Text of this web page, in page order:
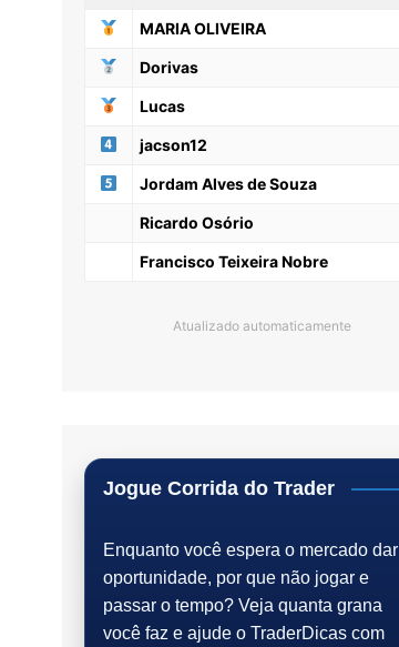
MARIA OLIVEIRA
Dorivas
Lucas
jacson12
Jordam Alves de Souza
Ricardo Osório
Francisco Teixeira Nobre
Atualizado automaticamente
Jogue Corrida do Trader
Enquanto você espera o mercado dar
oportunidade, por que não jogar e
passar o tempo? Veja quanta grana
você faz e ajude o TraderDicas com